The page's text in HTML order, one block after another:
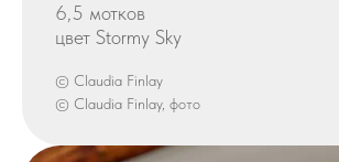
6,5 мотков
цвет Stormy Sky
© Claudia Finlay
© Claudia Finlay, фото